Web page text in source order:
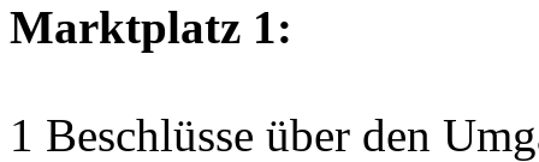
Marktplatz 1:
1 Beschlüsse über den